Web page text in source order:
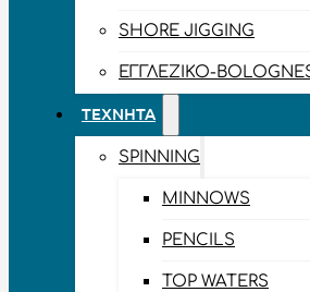
SHORE JIGGING
ΕΓΓΛΈΖΙΚΟ-
ΤΕΧΝΗΤΆ
SPINNING
MINNOWS
PENCILS
TOP WATERS